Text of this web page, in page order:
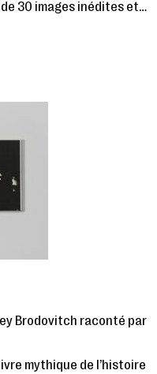
30 images inédites et…
Brodovitch raconté par
mythique de l’histoire